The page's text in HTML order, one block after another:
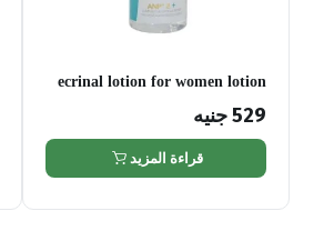
ecrinal lotion for women lotion
529جنيه
قراءة المزيد